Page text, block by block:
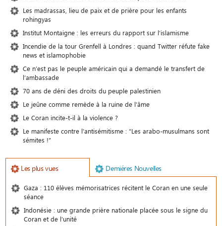
Les madrassas, lieu de paix et de prière pour les enfants
rohingyas
Institut Montaigne : les erreurs du rapport sur l’islamisme
Incendie de la tour Grenfell à Londres : quand Twitter réfute fake
news et islamophobie
Ce n’est pas le peuple américain qui a demandé le transfert de
l’ambassade
70 ans de déni des droits du peuple palestinien
Le jeûne comme remède à la ruine de l’âme
Le Coran incite-t-il à la violence ?
Le manifeste contre l’antisémitisme : “Les arabo-musulmans sont
sémites !”
Les plus vues Demiéres Nouvelles
Gaza : 110 élèves mémorisatrices récitent le Coran en une seule
séance
Indonésie : une grande prière nationale placée sous le signe du
Coran et de l’unité